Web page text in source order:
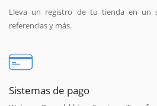
Lleva un registro de tu tienda en un
referencias y más.
Sistemas de pago